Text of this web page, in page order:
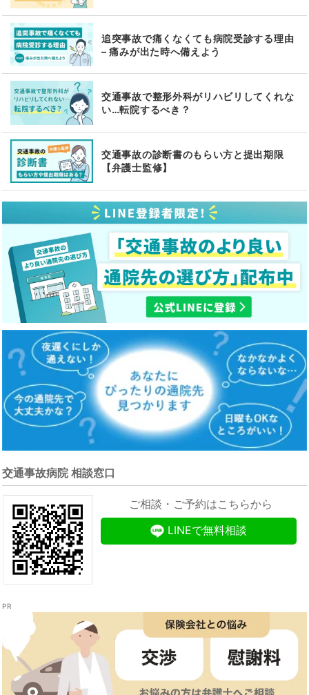
追突事故で痛くなくても病院受診する理由
– 痛みが出た時へ備えよう
交通事故で整形外科がリハビリしてくれな
い…転院するべき？
交通事故の診断書のもらい方と提出期限
【弁護士監修】
交通事故病院 相談窓口
ご相談・ご予約はこちらから
LINEで無料相談